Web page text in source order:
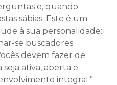
e, quando
sábias. Este é um
à sua personalidade:
se buscadores
devem fazer de
ativa, aberta e
integral.”